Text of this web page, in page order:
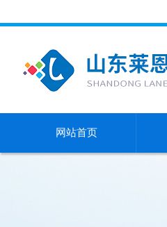
网站首页